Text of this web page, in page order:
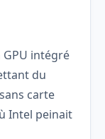
intégré
du
carte
Intel peinait